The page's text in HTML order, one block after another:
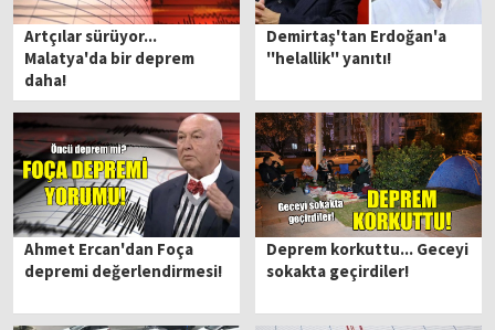
Artçılar sürüyor...
Malatya'da bir deprem
daha!
Demirtaş'tan Erdoğan'a
''helallik'' yanıtı!
Ahmet Ercan'dan Foça
depremi değerlendirmesi!
Deprem korkuttu... Geceyi
sokakta geçirdiler!